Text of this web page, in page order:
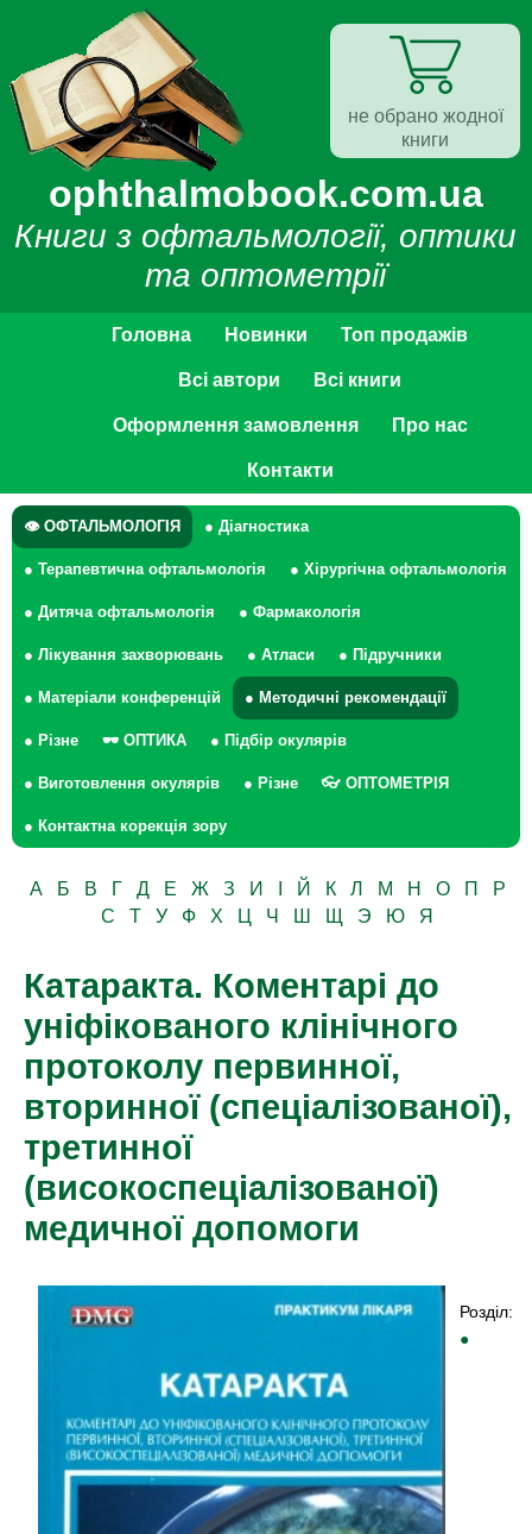
ophthalmobook.com.ua
Книги з офтальмології, оптики
та оптометрії
Головна Новинки Топ продажів
Всі автори Всі книги
Оформлення замовлення Про нас
Контакти
👁 ОФТАЛЬМОЛОГІЯ ● Діагностика
● Терапевтична офтальмологія ● Хірургічна офтальмологія
● Дитяча офтальмологія ● Фармакологія
● Лікування захворювань ● Атласи ● Підручники
● Матеріали конференцій ● Методичні рекомендації
● Різне 🕶 ОПТИКА ● Підбір окулярів
● Виготовлення окулярів ● Різне 👓 ОПТОМЕТРІЯ
● Контактна корекція зору
А Б В Г Д Е Ж З И Й К Л М Н О П
Р
С
Т У Ф Х Ц Ч Ш Щ Э Ю Я
Катаракта. Коментарі до
уніфікованого клінічного
протоколу первинної,
вторинної (спеціалізованої),
третинної
(високоспеціалізованої)
медичної допомоги
Розділ:
●
не обрано жодної
книги